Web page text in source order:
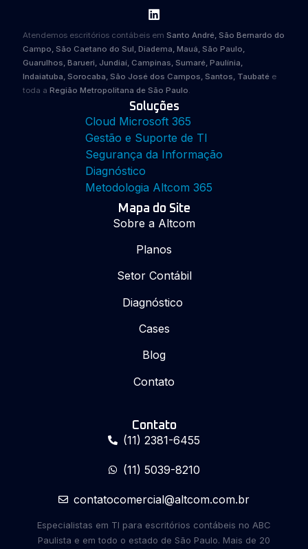
Atendemos escritórios contábeis em Santo André, São Bernardo do
Campo, São Caetano do Sul, Diadema, Mauá, São Paulo,
Guarulhos, Barueri, Jundiaí, Campinas, Sumaré, Paulínia,
Indaiatuba, Sorocaba, São José dos Campos, Santos, Taubaté e
toda a Região Metropolitana de São Paulo
Soluções
Cloud Microsoft 365
Gestão e Suporte de TI
Segurança da Informação
Diagnóstico
Metodologia Altcom 365
Mapa do Site
Sobre a Altcom
Planos
Setor Contábil
Diagnóstico
Cases
Blog
Contato
Contato
(11) 2381-6455
(11) 5039-8210
contatocomercial@altcom.com.br
Especialistas em TI para escritórios contábeis no ABC
Paulista e em todo o estado de São Paulo. Mais de 20